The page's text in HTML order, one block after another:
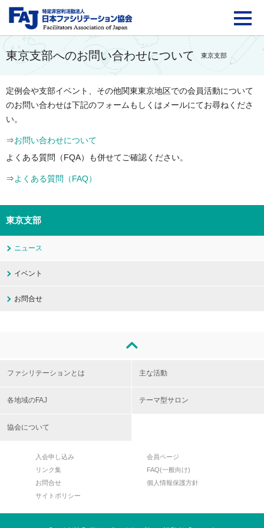
FAJ：特定非営利活動
東京支部へのお問い合わせについて 東京支部
定例会や支部イベント、その他関東東京地区での会員活動について
のお問い合わせは下記のフォームもしくはメールにてお尋ねくださ
い。
⇒お問い合わせについて
よくある質問（FQA）も併せてご確認ください。
⇒よくある質問（FAQ）
東京支部
ニュース
イベント
お問合せ
ファシリテーションとは 主な活動
各地域のFAJ テーマ型サロン
協会について
入会申し込み
会員ページ
リンク集
FAQ(一般向け)
お問合せ
個人情報保護方針
サイトポリシー